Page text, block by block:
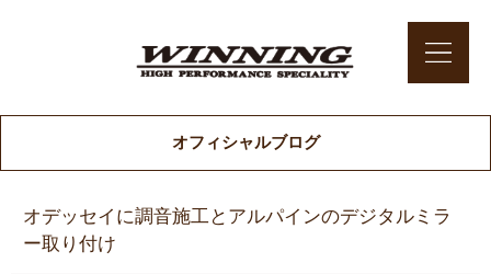
オフィシャルブログ
オデッセイに調音施工とアルパインのデジタルミラ
ー取り付け